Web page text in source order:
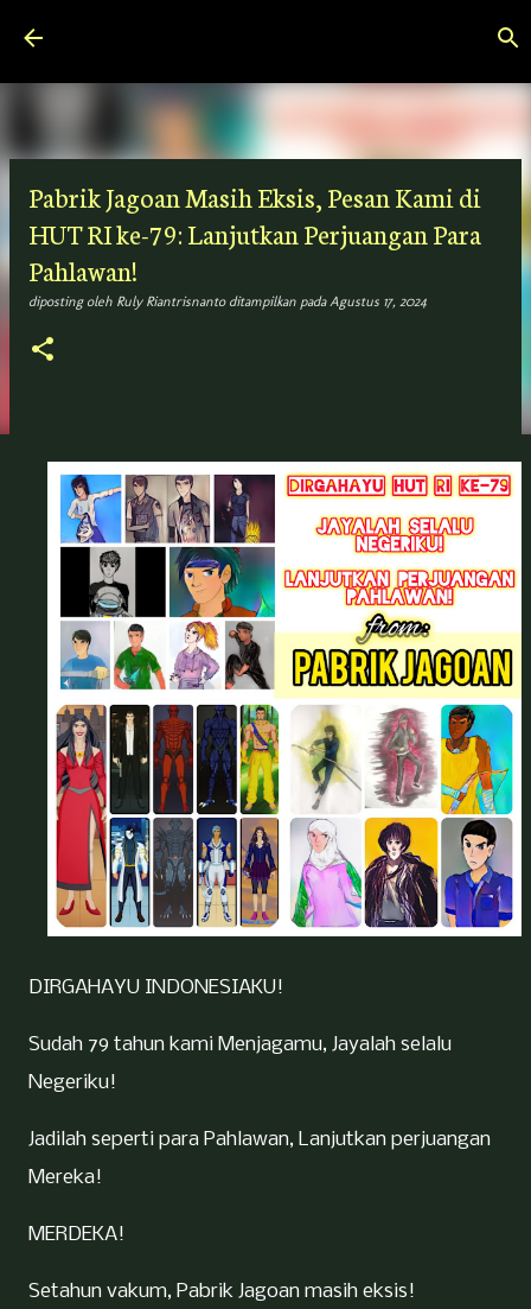
Pabrik Jagoan Masih Eksis, Pesan Kami di
HUT RI ke-79: Lanjutkan Perjuangan Para
Pahlawan!
diposting oleh Ruly Riantrisnanto ditampilkan padaAgustus 17, 2024
DIRGAHAYU INDONESIAKU!
Sudah 79 tahun kami Menjagamu, Jayalah selalu
Negeriku!
Jadilah seperti para Pahlawan, Lanjutkan perjuangan
Mereka!
MERDEKA!
Setahun vakum, Pabrik Jagoan masih eksis!